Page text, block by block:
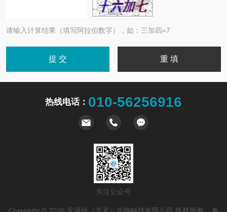
请输入计算结果（填写阿拉伯数字），如：三加四=7
热线电话： 010-56256916
关注公众号